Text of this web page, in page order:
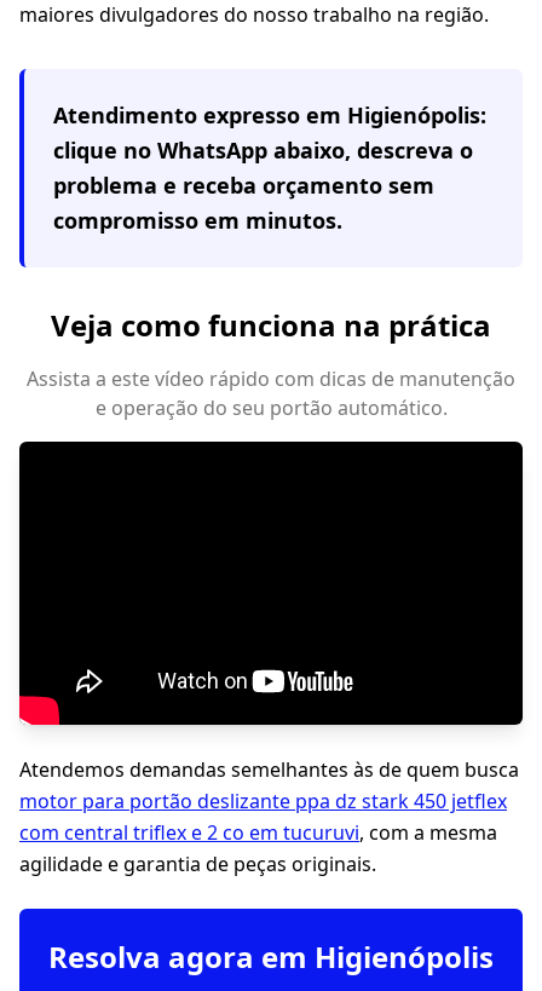
maiores divulgadores do nosso trabalho na região.
Atendimento expresso em Higienópolis:
clique no WhatsApp abaixo, descreva o
problema e receba orçamento sem
compromisso em minutos.
Veja como funciona na prática
Assista a este vídeo rápido com dicas de manutenção
e operação do seu portão automático.
Atendemos demandas semelhantes às de quem busca
motor para portão deslizante ppa dz stark 450 jetflex
com central triflex e 2 co em tucuruvi, com a mesma
agilidade e garantia de peças originais.
Resolva agora em Higienópolis